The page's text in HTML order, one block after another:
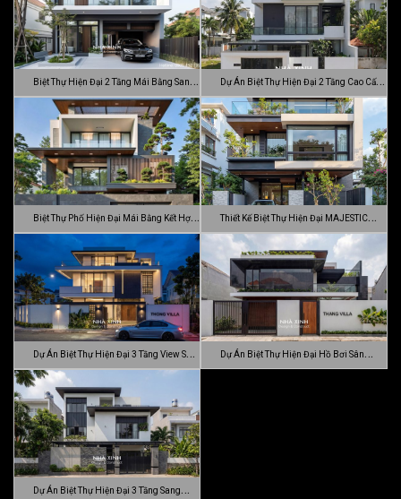
Biệt Thự Hiện Đại 2 Tầng Mái Bằng Sang Dự Án Biệt Thự Hiện Đại 2 Tầng Cao Cấp
Đ…
Biệt Thự Phố Hiện Đại Mái Bằng Kết Hợp Thiết Kế Biệt Thự Hiện Đại MAJESTIC
MODE…
Dự Án Biệt Thự Hiện Đại 3 Tầng View Sân
…
Dự Án Biệt Thự Hiện Đại Hồ Bơi Sân
Dự Án Biệt Thự Hiện Đại 3 Tầng Sang